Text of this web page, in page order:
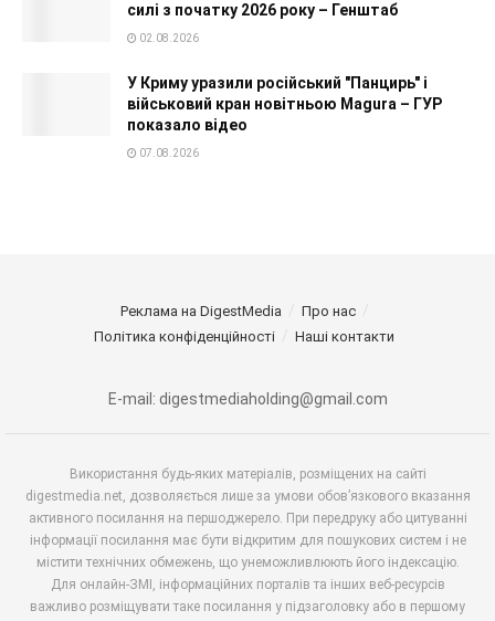
силі з початку 2026 року – Генштаб
02.08.2026
У Криму уразили російський "Панцирь" і
військовий кран новітньою Magura – ГУР
показало відео
07.08.2026
Реклама на DigestMedia
Про нас
Політика конфіденційності
Наші контакти
E-mail: digestmediaholding@gmail.com
Використання будь-яких матеріалів, розміщених на сайті
digestmedia.net, дозволяється лише за умови обов’язкового вказання
активного посилання на першоджерело. При передруку або цитуванні
інформації посилання має бути відкритим для пошукових систем і не
містити технічних обмежень, що унеможливлюють його індексацію.
Для онлайн-ЗМІ, інформаційних порталів та інших веб-ресурсів
важливо розміщувати таке посилання у підзаголовку або в першому